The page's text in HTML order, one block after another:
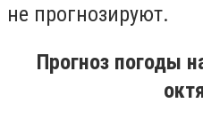
не прогнозируют.
Прогноз погоды